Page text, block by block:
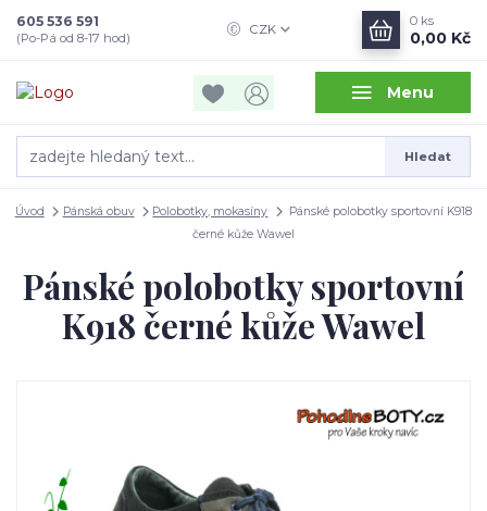
Menu
CZK
Hledat
605 536 591
(Po-Pá od 8-17 hod)
0 ks
0,00 Kč
Úvod Pánská obuv Polobotky, mokasíny
Pánské polobotky sportovní K918
černé kůže Wawel
Pánské polobotky sportovní
K918 černé kůže Wawel